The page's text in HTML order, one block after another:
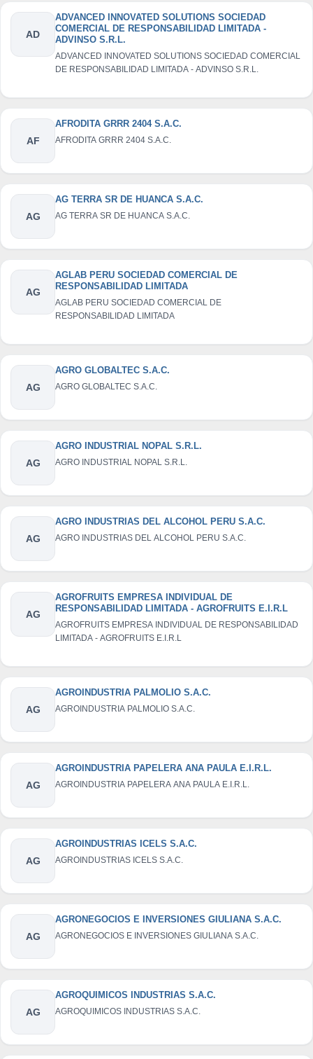
AD
ADVANCED INNOVATED SOLUTIONS SOCIEDAD
COMERCIAL DE RESPONSABILIDAD LIMITADA -
ADVINSO S.R.L.
ADVANCED INNOVATED SOLUTIONS SOCIEDAD COMERCIAL
DE RESPONSABILIDAD LIMITADA - ADVINSO S.R.L.
AF
AFRODITA GRRR 2404 S.A.C.
AFRODITA GRRR 2404 S.A.C.
AG
AG TERRA SR DE HUANCA S.A.C.
AG TERRA SR DE HUANCA S.A.C.
AG
AGLAB PERU SOCIEDAD COMERCIAL DE
RESPONSABILIDAD LIMITADA
AGLAB PERU SOCIEDAD COMERCIAL DE
RESPONSABILIDAD LIMITADA
AG
AGRO GLOBALTEC S.A.C.
AGRO GLOBALTEC S.A.C.
AG
AGRO INDUSTRIAL NOPAL S.R.L.
AGRO INDUSTRIAL NOPAL S.R.L.
AG
AGRO INDUSTRIAS DEL ALCOHOL PERU S.A.C.
AGRO INDUSTRIAS DEL ALCOHOL PERU S.A.C.
AG
AGROFRUITS EMPRESA INDIVIDUAL DE
RESPONSABILIDAD LIMITADA - AGROFRUITS E.I.R.L
AGROFRUITS EMPRESA INDIVIDUAL DE RESPONSABILIDAD
LIMITADA - AGROFRUITS E.I.R.L
AG
AGROINDUSTRIA PALMOLIO S.A.C.
AGROINDUSTRIA PALMOLIO S.A.C.
AG
AGROINDUSTRIA PAPELERA ANA PAULA E.I.R.L.
AGROINDUSTRIA PAPELERA ANA PAULA E.I.R.L.
AG
AGROINDUSTRIAS ICELS S.A.C.
AGROINDUSTRIAS ICELS S.A.C.
AG
AGRONEGOCIOS E INVERSIONES GIULIANA S.A.C.
AGRONEGOCIOS E INVERSIONES GIULIANA S.A.C.
AG
AGROQUIMICOS INDUSTRIAS S.A.C.
AGROQUIMICOS INDUSTRIAS S.A.C.